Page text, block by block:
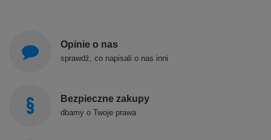
Opinie o nas
sprawdź, co napisali o nas inni
Bezpieczne zakupy
dbamy o Twoje prawa